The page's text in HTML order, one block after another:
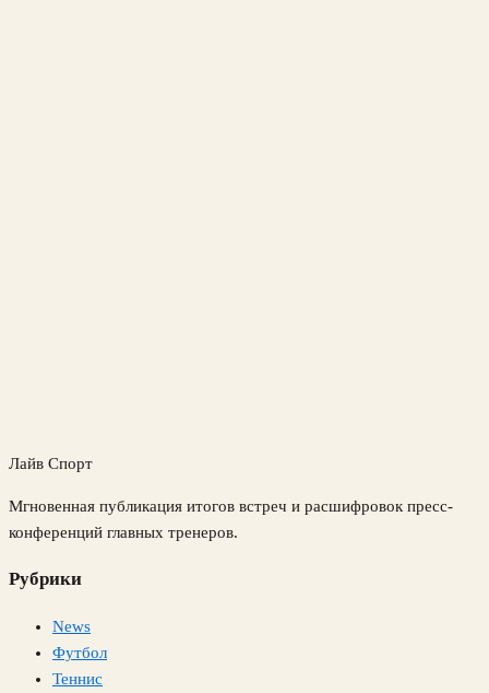
Лайв Спорт
Мгновенная публикация итогов встреч и расшифровок пресс-
конференций главных тренеров.
Рубрики
News
Футбол
Теннис